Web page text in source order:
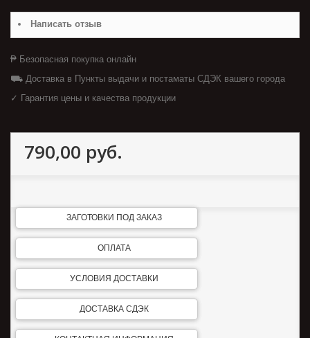
Написать отзыв
₱ Безопасная покупка онлайн
⛟ Доставка в Пункты выдачи и постаматы СДЭК вашего города
✓ Гарантия цены и качества продукции
790,00 руб.
ЗАГОТОВКИ ПОД ЗАКАЗ
ОПЛАТА
УСЛОВИЯ ДОСТАВКИ
ДОСТАВКА СДЭК